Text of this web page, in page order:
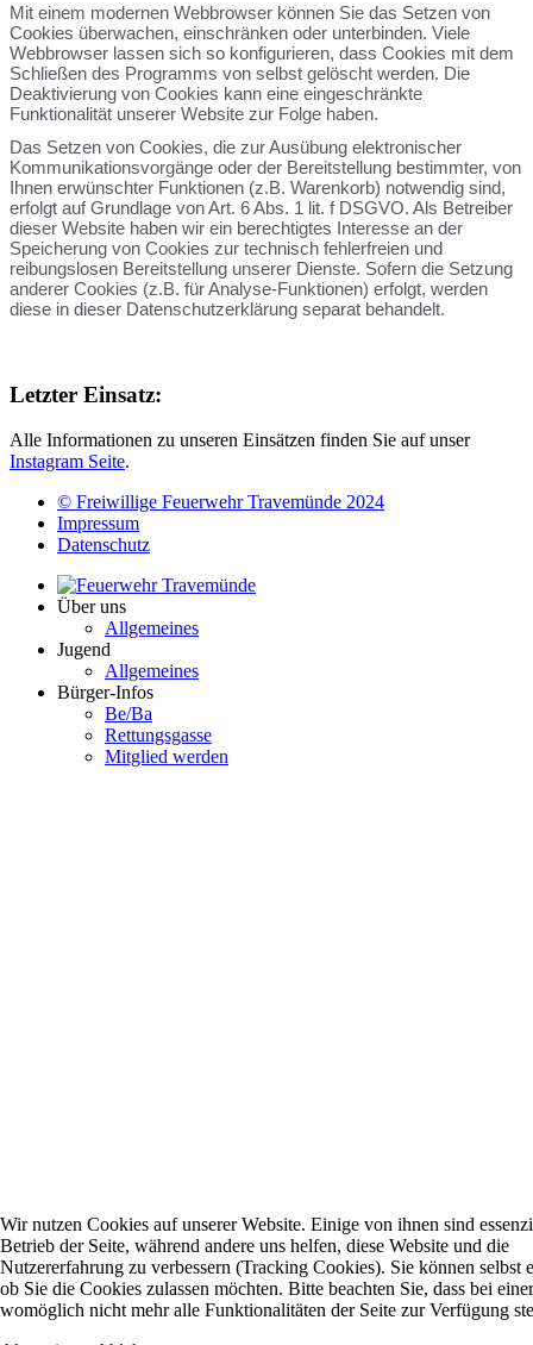
Mit einem modernen Webbrowser können Sie das Setzen von
Cookies überwachen, einschränken oder unterbinden. Viele
Webbrowser lassen sich so konfigurieren, dass Cookies mit dem
Schließen des Programms von selbst gelöscht werden. Die
Deaktivierung von Cookies kann eine eingeschränkte
Funktionalität unserer Website zur Folge haben.
Das Setzen von Cookies, die zur Ausübung elektronischer
Kommunikationsvorgänge oder der Bereitstellung bestimmter, von
Ihnen erwünschter Funktionen (z.B. Warenkorb) notwendig sind,
erfolgt auf Grundlage von Art. 6 Abs. 1 lit. f DSGVO. Als Betreiber
dieser Website haben wir ein berechtigtes Interesse an der
Speicherung von Cookies zur technisch fehlerfreien und
reibungslosen Bereitstellung unserer Dienste. Sofern die Setzung
anderer Cookies (z.B. für Analyse-Funktionen) erfolgt, werden
diese in dieser Datenschutzerklärung separat behandelt.
Letzter Einsatz:
Alle Informationen zu unseren Einsätzen finden Sie auf unser
Instagram Seite.
© Freiwillige Feuerwehr Travemünde 2024
Impressum
Datenschutz
Über uns
Allgemeines
Jugend
Allgemeines
Bürger-Infos
Be/Ba
Rettungsgasse
Mitglied werden
Wir nutzen Cookies auf unserer Website. Einige von ihnen sind
Betrieb der Seite, während andere uns helfen, diese Website und die
Nutzererfahrung zu verbessern (Tracking Cookies). Sie können selbst
ob Sie die Cookies zulassen möchten. Bitte beachten Sie, dass bei
womöglich nicht mehr alle Funktionalitäten der Seite zur Verfügung